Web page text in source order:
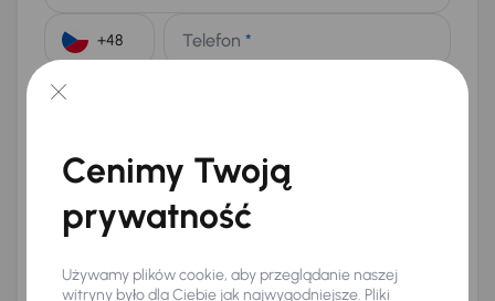
Telefon *
E-mail
Na numer telefonu (opcjonalnie)
Wyślij zapytanie
ani zagwarantowaną dostępnością pojazdu. AURES Holdings a.s., z siedzibą
Dopraváků 874/15, Čimice, 184 00 Praga 8, będzie przechowywać i przetwarzać
Twoje dane osobowe zgodnie z zasadami ochrony i przetwarzaniadanych
Cenimy Twoją
prywatność
Używamy plików cookie, aby przeglądanie naszej
witryny było dla Ciebie jak najwygodniejsze. Pliki